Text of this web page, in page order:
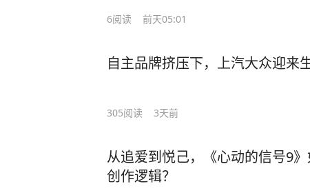
6阅读 前天05:01
自主品牌挤压下，上汽大众迎来
305阅读 3天前
从追爱到悦己，《心动的信号9
创作逻辑？